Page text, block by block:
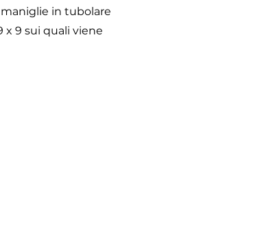
maniglie in tubolare
9 sui quali viene